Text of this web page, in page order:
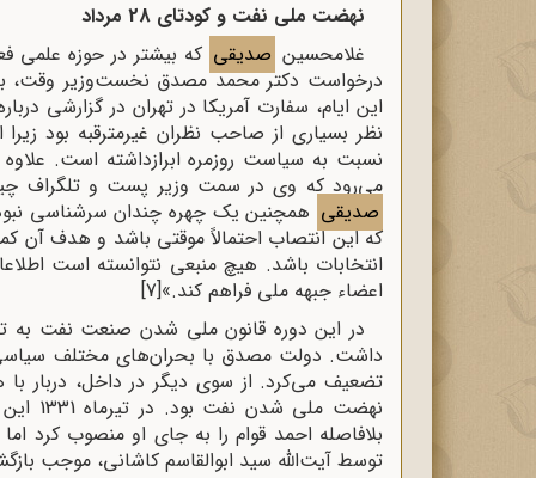
نهضت ملی نفت و کودتای 28 مرداد
غلامحسین صدیقی
درخواست دکتر محمد مصدق نخست‌وزیر وقت، با
این ایام، سفارت آمریکا در تهران در گزارشی
نظر بسیاری از صاحب نظران غیرمترقبه بود
نسبت به سیاست روزمره ابرازداشته است.
می‌رود که وی در سمت وزیر پست و تلگراف
صدیقی همچنین یک چهره چندان سرشناسی
که این انتصاب احتمالاً موقتی باشد و هدف آن
انتخابات باشد. هیچ منبعی نتوانسته است
اعضاء جبهه ملی فراهم کند.»[7]
در این دوره قانون ملی شدن صنعت نفت
داشت. دولت مصدق با بحران‌های مختلف
تضعیف می‌کرد. از سوی دیگر در داخل، دربار
توسط آیت‌الله سید ابوالقاسم کاشانی، موجب